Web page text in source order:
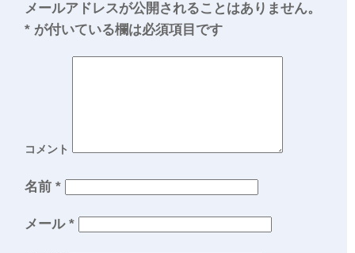
メールアドレスが公開されることはありません。
* が付いている欄は必須項目です
コメント
名前 *
メール *